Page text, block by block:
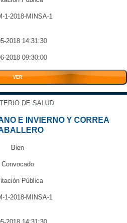
1-2018-MINSA-1
2018 14:31:30
2018 09:30:00
VER
DE SALUD
E INVIERNO Y CORREA
Bien
Convocado
Pública
1-2018-MINSA-1